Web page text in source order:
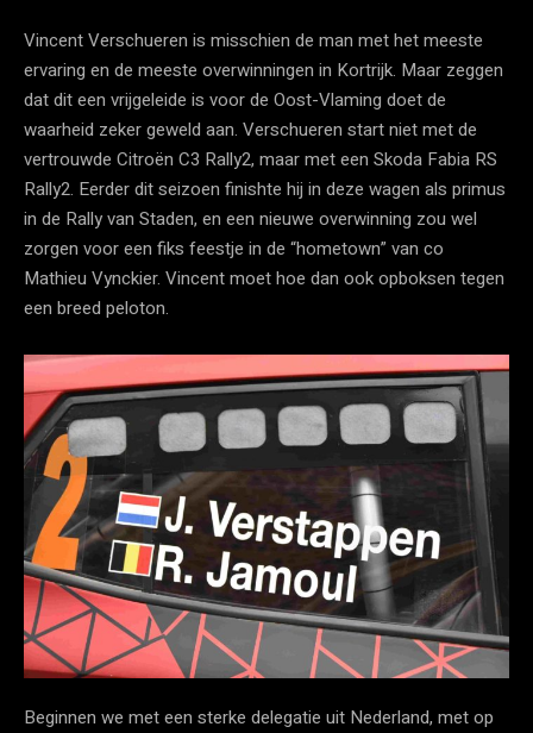
Vincent Verschueren is misschien de man met het meeste
ervaring en de meeste overwinningen in Kortrijk. Maar zeggen
dat dit een vrijgeleide is voor de Oost-Vlaming doet de
waarheid zeker geweld aan. Verschueren start niet met de
vertrouwde Citroën C3 Rally2, maar met een Skoda Fabia RS
Rally2. Eerder dit seizoen finishte hij in deze wagen als primus
in de Rally van Staden, en een nieuwe overwinning zou wel
zorgen voor een fiks feestje in de “hometown” van co
Mathieu Vynckier. Vincent moet hoe dan ook opboksen tegen
een breed peloton.
Beginnen we met een sterke delegatie uit Nederland, met op